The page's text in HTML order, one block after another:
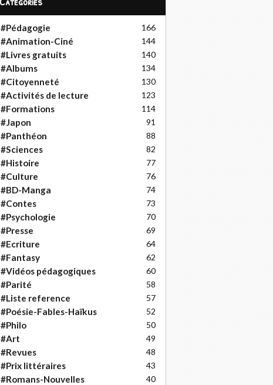
#Pédagogie 166
#Animation-Ciné 144
#Livres gratuits 140
#Albums 134
#Citoyenneté 130
#Activités de lecture 123
#Formations 114
#Japon 91
#Panthéon 88
#Sciences 82
#Histoire 77
#Culture 76
#BD-Manga 74
#Contes 73
#Psychologie 70
#Presse 69
#Ecriture 64
#Fantasy 62
#Vidéos pédagogiques 60
#Parité 58
#Liste reference 57
#Poésie-Fables-Haïkus 52
#Philo 50
#Art 49
#Revues 48
#Prix littéraires 43
#Romans-Nouvelles 40